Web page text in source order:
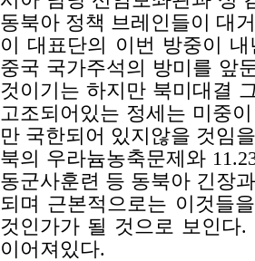
동북아 정책 브레인들이 대
이 대표단의 이번 방중이
중국 국가주석의 방미를 앞
것이기는 하지만 북미대결
고조되어있는 정세는 미중
만 국한되어 있지않을 것임
북의 우라늄농축문제와
동군사훈련 등 동북아 긴장
되며 근본적으로는 이것들
것인가가 될 것으로 보인다
이어져있다.